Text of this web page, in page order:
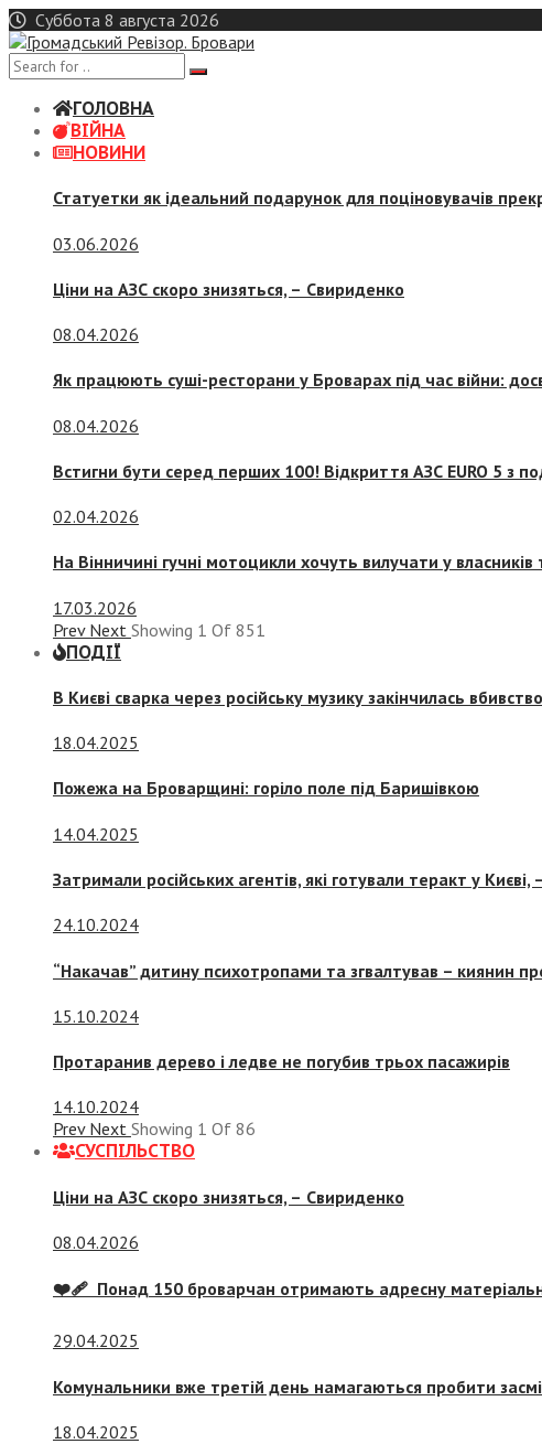
Skip
to
content
Суббота 8 августа 2026
ГОЛОВНА
ВІЙНА
НОВИНИ
Статуетки як ідеальний подарунок для поціновувачів
03.06.2026
Ціни на АЗС скоро знизяться, – Свириденко
08.04.2026
Як працюють суші-ресторани у Броварах під час війни:
08.04.2026
Встигни бути серед перших 100! Відкриття АЗС EURO 5 з
02.04.2026
На Вінничині гучні мотоцикли хочуть вилучати у
17.03.2026
Prev Next Showing 1 Of 851
ПОДІЇ
В Києві сварка через російську музику закінчилась
18.04.2025
Пожежа на Броварщині: горіло поле під Баришівкою
14.04.2025
Затримали російських агентів, які готували теракт у Києві,
24.10.2024
“Накачав” дитину психотропами та згвалтував – киянин
15.10.2024
Протаранив дерево і ледве не погубив трьох пасажирів
14.10.2024
Prev Next Showing 1 Of 86
СУСПIЛЬСТВО
Ціни на АЗС скоро знизяться, – Свириденко
08.04.2026
❤️‍🩹 Понад 150 броварчан отримають адресну
29.04.2025
Комунальники вже третій день намагаються пробити
18.04.2025